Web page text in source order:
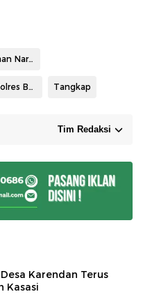
Penyalahgunaan Narkoba
Satreskoba Polres Barito Utara Tangkap
Tim Redaksi
Karendan Terus
Kasasi